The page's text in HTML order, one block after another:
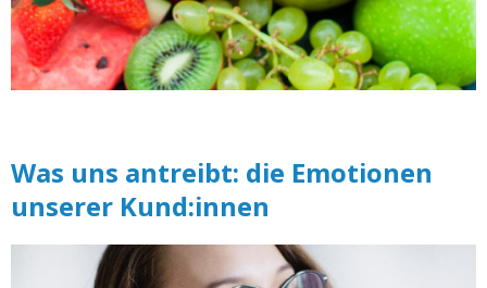
Was uns antreibt: die Emotionen
unserer Kund:innen